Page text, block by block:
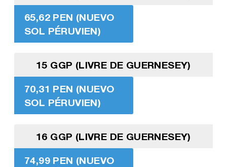
65,62 PEN (NUEVO
SOL PÉRUVIEN)
15 GGP (LIVRE DE GUERNESEY)
70,31 PEN (NUEVO
SOL PÉRUVIEN)
16 GGP (LIVRE DE GUERNESEY)
74,99 PEN (NUEVO